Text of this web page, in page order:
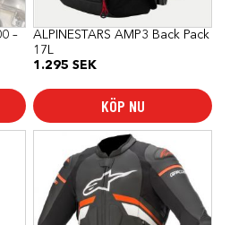
–
ALPINESTARS AMP3 Back Pack
17L
1.295 SEK
KÖP NU